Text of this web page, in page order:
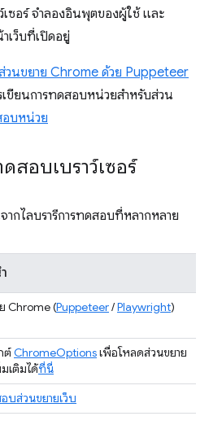
เซอร์ จำลองอินพุตของผู้ใช้ และ
เว็บที่เปิดอยู่
วนขยาย Chrome ด้วย Puppeteer
เขียนการทดสอบหน่วยสำหรับส่วน
อบหน่วย
สอบเบราว์เซอร์
กไลบรารีการทดสอบที่หลากหลาย
Chrome (Puppeteer/Playwright)
ต์ChromeOptionsเพื่อโหลดส่วนขยาย
เติมได้ที่นี่
บส่วนขยายเว็บ